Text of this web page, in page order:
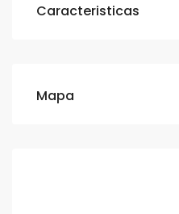
Caracteristicas
Mapa